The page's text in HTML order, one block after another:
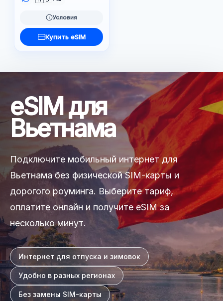
Условия
Купить eSIM
eSIM для
Вьетнама
Подключите мобильный интернет для
Вьетнама без физической SIM-карты и
дорогого роуминга. Выберите тариф,
оплатите онлайн и получите eSIM за
несколько минут.
Интернет для отпуска и зимовок
Удобно в разных регионах
Без замены SIM-карты